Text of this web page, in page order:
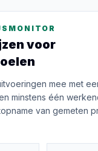
voor
mee met
minstens één
van gemeten